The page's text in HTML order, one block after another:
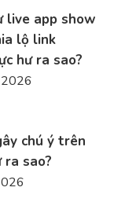
live app show
lộ link
hư ra sao?
2026
chú ý trên
ra sao?